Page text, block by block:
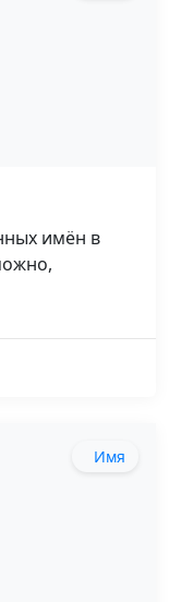
имён в
Имя